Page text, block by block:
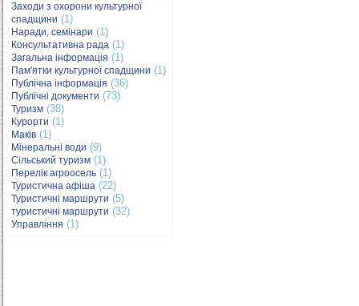
Заходи з охорони культурної
спадщини (1)
Наради, семінари (1)
Консультативна рада (1)
Загальна інформація (1)
Пам'ятки культурної спадщини (1)
Публічна інформація (36)
Публічні документи (73)
Туризм (38)
Курорти (1)
Маків (1)
Мінеральні води (9)
Сільський туризм (1)
Перелік агроосель (1)
Туристична афіша (22)
Туристичні маршрути (5)
туристичні маршрути (32)
Управління (1)